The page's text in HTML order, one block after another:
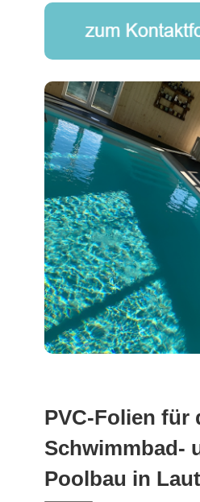
PVC-Folien für
Schwimmbad-
Poolbau in